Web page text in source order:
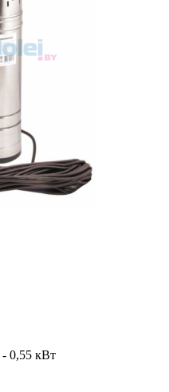
- 0,55 кВт